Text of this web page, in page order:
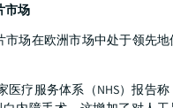
市场
市场在欧洲市场中处于领先地
医疗服务体系（NHS）报告